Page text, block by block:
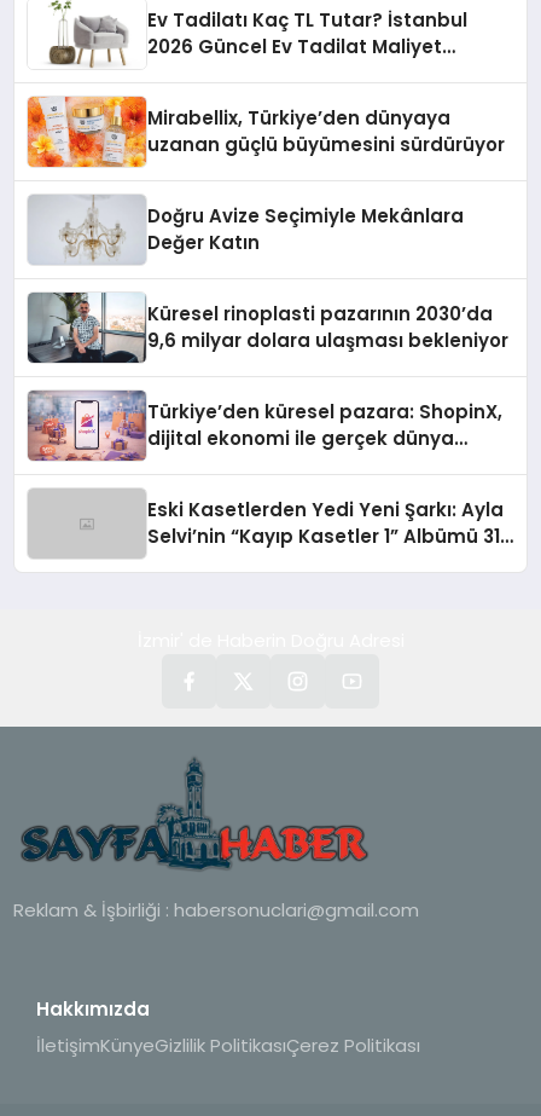
Ev Tadilatı Kaç TL Tutar? İstanbul
2026 Güncel Ev Tadilat Maliyet
Mirabellix, Türkiye’den dünyaya
uzanan güçlü büyümesini sürdürüyor
Doğru Avize Seçimiyle Mekânlara
Değer Katın
Küresel rinoplasti pazarının 2030’da
9,6 milyar dolara ulaşması bekleniyor
Türkiye’den küresel pazara: ShopinX,
dijital ekonomi ile gerçek dünya
Eski Kasetlerden Yedi Yeni Şarkı: Ayla
Selvi’nin “Kayıp Kasetler 1” Albümü 31
Reklam & İşbirliği : habersonuclari@gmail.com
Hakkımızda
İletişimKünyeGizlilik PolitikasıÇerez Politikası